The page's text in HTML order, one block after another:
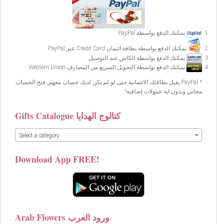
يمكنك الدفع بواسطة PayPal
يمكنك الدفع بواسطة بطاقة ائتمان Credit Card عبر PayPal
يمكنك الدفع بواسطة الكاش عند التوصيل
يمكنك الدفع بواسطة التحويل السريع من المصارف Western Union
* PayPal يقبل بطاقتك الائتمانية حتى لو لم يكن لديك حساب معهم, فتح الحساب
مجاني وبدون اية عمولات إضافية!
Gifts Catalogue كتالوج الهدايا
Select a category
Download App FREE!
Arab Flowers ورود العرب